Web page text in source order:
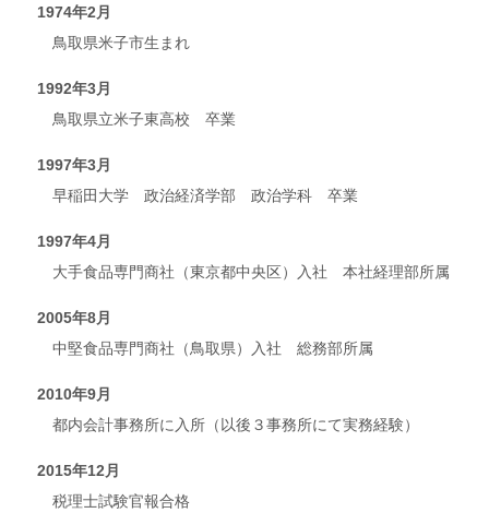
1974年2月
鳥取県米子市生まれ
1992年3月
鳥取県立米子東高校 卒業
1997年3月
早稲田大学 政治経済学部 政治学科 卒業
1997年4月
大手食品専門商社（東京都中央区）入社 本社経理部所属
2005年8月
中堅食品専門商社（鳥取県）入社 総務部所属
2010年9月
都内会計事務所に入所（以後３事務所にて実務経験）
2015年12月
税理士試験官報合格